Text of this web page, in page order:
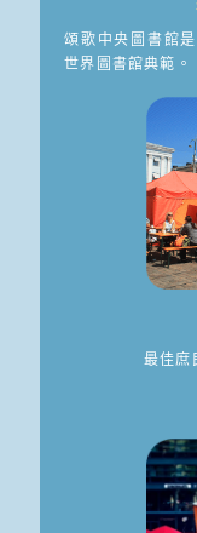
頌歌中央圖書館
世界圖書館典範。
最佳庶